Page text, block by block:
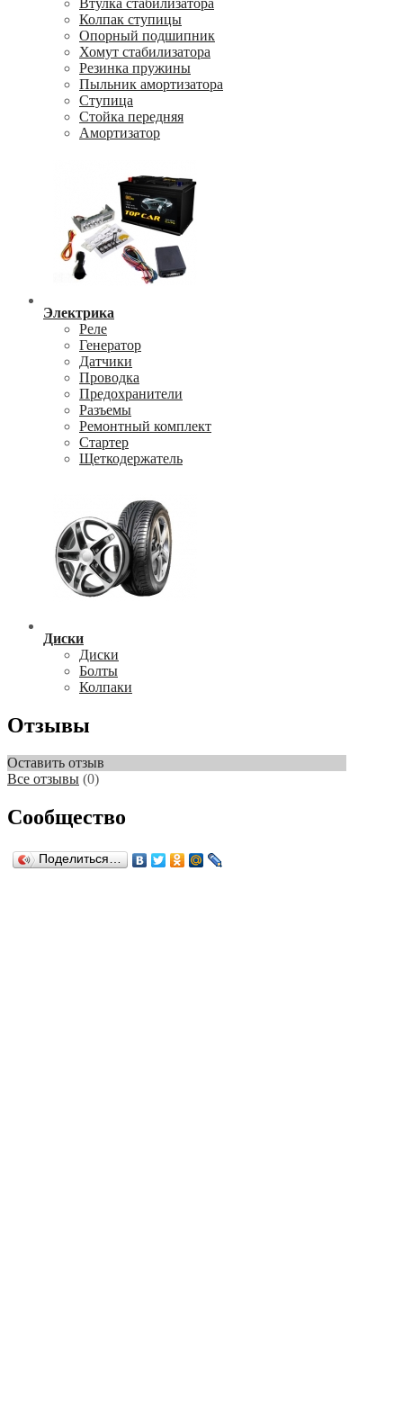
Колпак ступицы
Опорный подшипник
Хомут стабилизатора
Резинка пружины
Пыльник амортизатора
Ступица
Стойка передняя
Амортизатор
Электрика
Реле
Генератор
Датчики
Проводка
Предохранители
Разъемы
Ремонтный комплект
Стартер
Щеткодержатель
Диски
Диски
Болты
Колпаки
Отзывы
Оставить отзыв
Все отзывы (0)
Сообщество
Поделиться…